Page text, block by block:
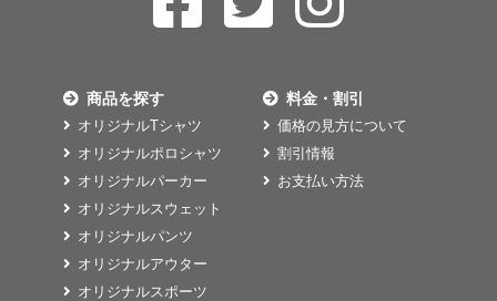
商品を探す
オリジナルTシャツ
オリジナルポロシャツ
オリジナルパーカー
オリジナルスウェット
オリジナルパンツ
オリジナルアウター
オリジナルスポーツ
料金・割引
価格の見方について
割引情報
お支払い方法